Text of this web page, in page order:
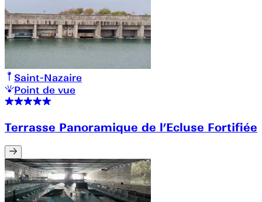
Saint-Nazaire
Point de vue
Terrasse Panoramique de l’Ecluse Fortifiée